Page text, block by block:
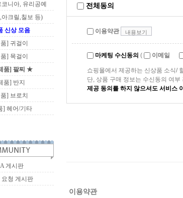
니아, 유리공예
아크릴,칠보 등)
신상 모음
] 귀걸이
] 목걸이
품] 팔찌 ★
품] 반지
] 브로치
] 헤어/기타
게시판
요청 게시판
전체동의
이용약관 내용보기
마케팅 수신동의 ( 이메일
쇼핑몰에서 제공하는 신상품 소식/
단, 상품 구매 정보는 수신동의 여
제공 동의를 하지 않으셔도 서비스
이용약관